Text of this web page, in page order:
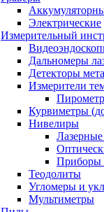
Электрические
Измерительный
Дальномеры
Детекторы
Измерители
Курвиметры
Нивелиры
Приборы
Теодолиты
Угломеры и
Мультиметры